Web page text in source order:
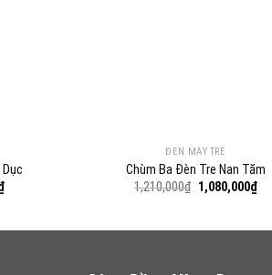
Giá
hiện
ĐÈN MÂY TRE
Chùm Ba Đèn Tre Nan Tăm
1,210,000₫ Giá
gốc
1,080,000₫Giá
hiện